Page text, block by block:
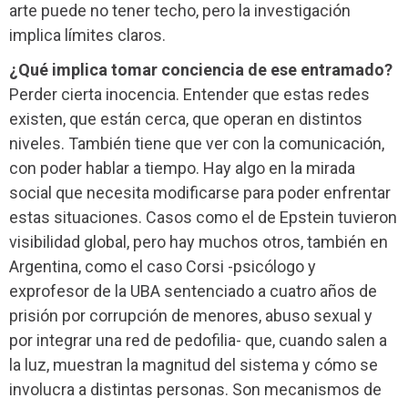
arte puede no tener techo, pero la investigación
implica límites claros.
¿Qué implica tomar conciencia de ese entramado?
Perder cierta inocencia. Entender que estas redes
existen, que están cerca, que operan en distintos
niveles. También tiene que ver con la comunicación,
con poder hablar a tiempo. Hay algo en la mirada
social que necesita modificarse para poder enfrentar
estas situaciones. Casos como el de Epstein tuvieron
visibilidad global, pero hay muchos otros, también en
Argentina, como el caso Corsi -psicólogo y
exprofesor de la UBA sentenciado a cuatro años de
prisión por corrupción de menores, abuso sexual y
por integrar una red de pedofilia- que, cuando salen a
la luz, muestran la magnitud del sistema y cómo se
involucra a distintas personas. Son mecanismos de